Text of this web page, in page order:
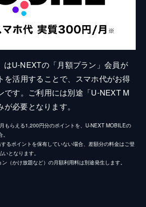
はU-NEXTの「月額プラン」会員が
を活用することで、スマホ代がお得
です。ご利用には別途「U-NEXT M
必要となります。
もらえる1,200円分のポイントを、U-NEXT MOBILEの
るポイントを保有していない場合、差額分の料金はご登
となります。
（かけ放題など）の月額利用料は別途発生します。